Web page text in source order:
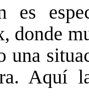
es
donde
una
Aquí